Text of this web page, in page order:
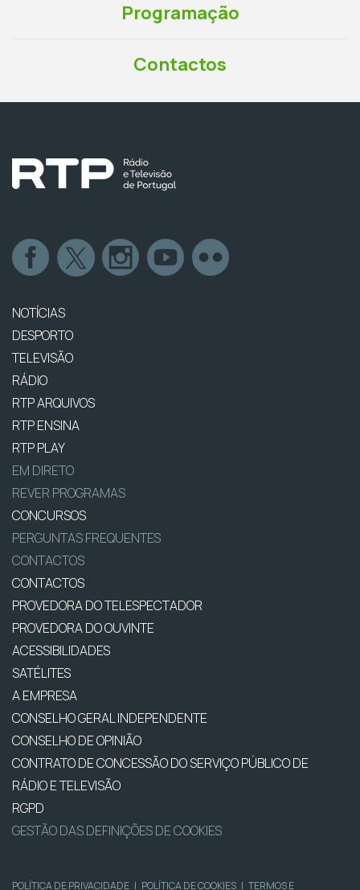
Programação
Contactos
NOTÍCIAS
DESPORTO
TELEVISÃO
RÁDIO
RTP ARQUIVOS
RTP ENSINA
RTP PLAY
EM DIRETO
REVER PROGRAMAS
CONCURSOS
PERGUNTAS FREQUENTES
CONTACTOS
CONTACTOS
PROVEDORA DO TELESPECTADOR
PROVEDORA DO OUVINTE
ACESSIBILIDADES
SATÉLITES
A EMPRESA
CONSELHO GERAL INDEPENDENTE
CONSELHO DE OPINIÃO
CONTRATO DE CONCESSÃO DO SERVIÇO PÚBLICO DE
RÁDIO E TELEVISÃO
RGPD
GESTÃO DAS DEFINIÇÕES DE COOKIES
POLÍTICA DE PRIVACIDADE | POLÍTICA DE COOKIES | TERMOS E